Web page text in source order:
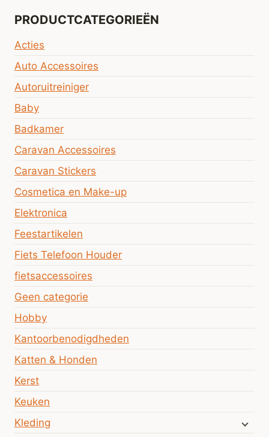
PRODUCTCATEGORIEËN
Acties
Auto Accessoires
Autoruitreiniger
Baby
Badkamer
Caravan Accessoires
Caravan Stickers
Cosmetica en Make-up
Elektronica
Feestartikelen
Fiets Telefoon Houder
fietsaccessoires
Geen categorie
Hobby
Kantoorbenodigdheden
Katten & Honden
Kerst
Keuken
Kleding